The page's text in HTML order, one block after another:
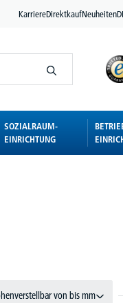
KarriereDirektkaufNeuheiten
SOZIALRAUM-
EINRICHTUNG
von bis mm